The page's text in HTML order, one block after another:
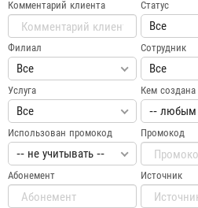
Комментарий клиента Статус
Все
Филиал
Все
Сотрудник
Все
Услуга
Все
Кем создана
-- любым
Использован промокод
-- не учитывать --
Промокод
Абонемент Источник